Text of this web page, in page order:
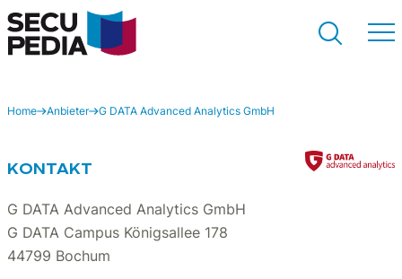
Home Anbieter G DATA Advanced Analytics GmbH
KONTAKT
G DATA Advanced Analytics GmbH
G DATA Campus Königsallee 178
44799 Bochum